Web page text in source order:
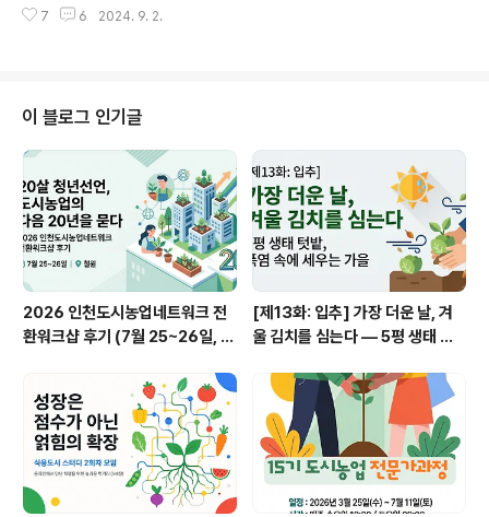
-상추 네트워크 구상 (아메바)토종씨앗 도시농부커먼즈
농부입니다. 어쩌면 도시농업을 접하면서 농사만이 아니라
스토리를 들어보세요. 헌병대에서 접한 생명에 대한 고민
이 텃밭농사를 접하면서 삶의 의미를 만나게 되고제대후
대학 곳곳에 밭을 일구며 학생들과 동아리를 만들고지역아
동센터, 생협 등을 만나며 지역과 소통하고졸업후 협동조
합을 만들어 농사를 본격 시작하면서 여러 단체들을 알게
됩니다.임대농장에서 엄청난 성과를 내기도 해봤고때론 손
수레 엔..
7 6 2024. 9. 2.
이 블로그 인기글
2026 인천도시농업네트워크 전
환워크샵 후기 (7월 25~26일, 철
[제13화: 입추] 가장 더운 날, 겨
울 김치를 심는다 — 5평 생태 텃